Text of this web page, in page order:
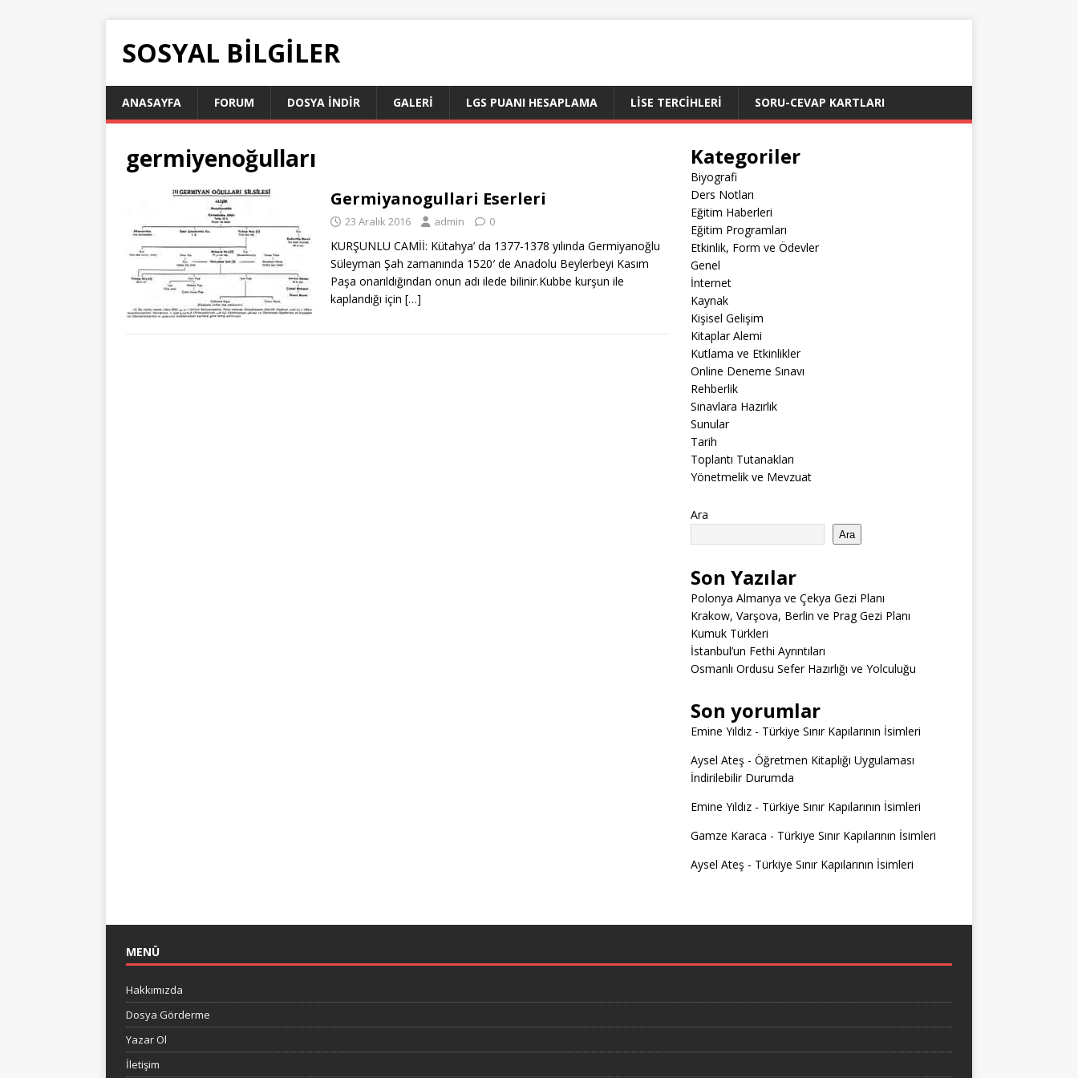
SOSYAL BILGILER
ANASAYFA FORUM DOSYA İNDIR GALERI LGS PUANI HESAPLAMA LİSE TERCİHLERİ SORU-CEVAP KARTLARI
germiyenoğulları
Germiyanogullari Eserleri
23 Aralık 2016 admin 0
KURŞUNLU CAMİİ: Kütahya’ da 1377-1378 yılında Germiyanoğlu
Süleyman Şah zamanında 1520′ de Anadolu Beylerbeyi Kasım
Paşa onarıldığından onun adı ilede bilinir.Kubbe kurşun ile
kaplandığı için […]
Kategoriler
Biyografi
Ders Notları
Eğitim Haberleri
Eğitim Programları
Etkinlik, Form ve Ödevler
Genel
İnternet
Kaynak
Kişisel Gelişim
Kitaplar Alemi
Kutlama ve Etkinlikler
Online Deneme Sınavı
Rehberlik
Sınavlara Hazırlık
Sunular
Tarih
Toplantı Tutanakları
Yönetmelik ve Mevzuat
Ara
Ara
Son Yazılar
Polonya Almanya ve Çekya Gezi Planı
Krakow, Varşova, Berlin ve Prag Gezi Planı
Kumuk Türkleri
İstanbul’un Fethi Ayrıntıları
Osmanlı Ordusu Sefer Hazırlığı ve Yolculuğu
Son yorumlar
Emine Yıldız- Türkiye Sınır Kapılarının İsimleri
Aysel Ateş - Öğretmen Kitaplığı Uygulaması
İndirilebilir Durumda
Emine Yıldız- Türkiye Sınır Kapılarının İsimleri
Gamze Karaca - Türkiye Sınır Kapılarının İsimleri
Aysel Ateş - Türkiye Sınır Kapılarının İsimleri
MENÜ
Hakkımızda
Dosya Görderme
Yazar Ol
İletişim